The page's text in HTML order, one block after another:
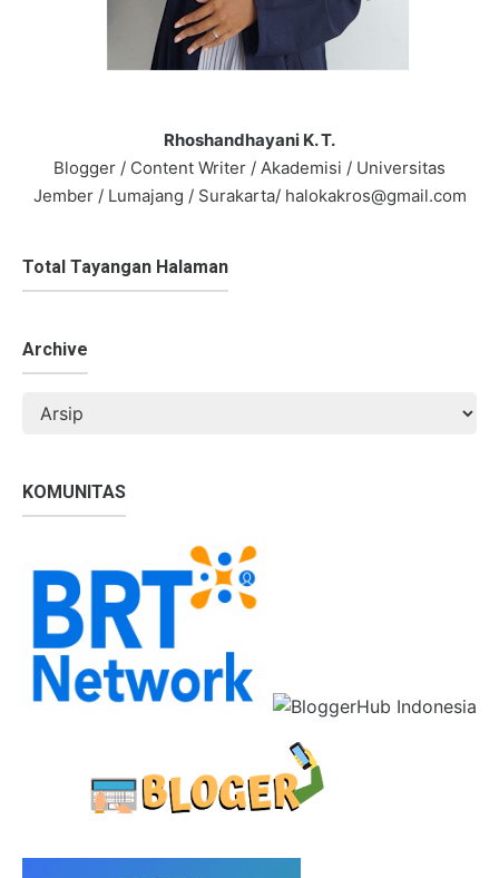
Rhoshandhayani K. T.
Blogger / Content Writer / Akademisi / Universitas
Jember / Lumajang / Surakarta/ halokakros@gmail.com
Total Tayangan Halaman
Archive
KOMUNITAS